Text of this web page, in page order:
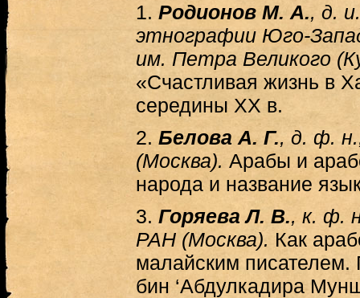
1. Родионов М. А., д.
этнографии Юго-
им. Петра Великого
«Счастливая жизнь в
середины XX в.
2. Белова А. Г., д. ф.
(Москва). Арабы и
народа и название
3. Горяева Л. В., к. ф.
РАН (Москва). Как
малайским писателем.
бин ‘Абдулкадира